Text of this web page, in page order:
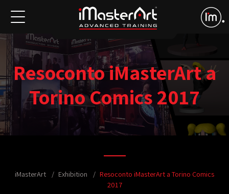
Resoconto iMasterArt a
Torino Comics 2017
iMasterArt Exhibition
Resoconto iMasterArt a Torino Comics
2017